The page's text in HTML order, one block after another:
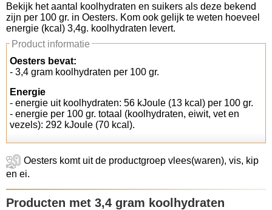
Koolhydraten tellen
Links
Bekijk het aantal koolhydraten en suikers als deze bekend
zijn per 100 gr. in Oesters. Kom ook gelijk te weten hoeveel
energie (kcal) 3,4g. koolhydraten levert.
Product informatie
Oesters bevat:
- 3,4 gram koolhydraten per 100 gr.
Energie
- energie uit koolhydraten: 56 kJoule (13 kcal) per 100 gr.
- energie per 100 gr. totaal (koolhydraten, eiwit, vet en
vezels): 292 kJoule (70 kcal).
Oesters komt uit de productgroep vlees(waren), vis, kip
en ei.
Producten met 3,4 gram koolhydraten